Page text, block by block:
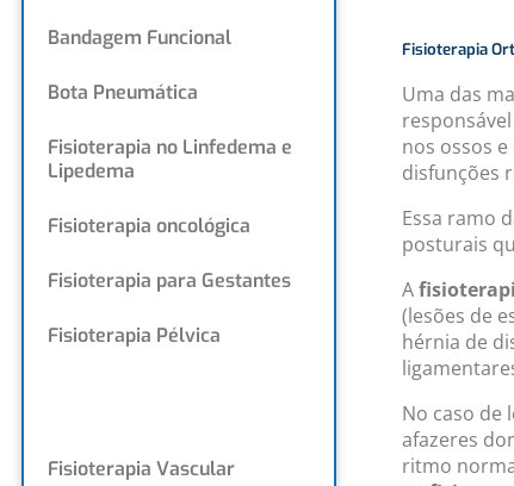
Bandagem Funcional
Bota Pneumática
Fisioterapia no Linfedema e
Lipedema
Fisioterapia oncológica
Fisioterapia para Gestantes
Fisioterapia Pélvica
Fisioterapia Vascular
Fisioterapia
Uma das
nos ossos
disfunções
Essa ramo
posturais
A
(lesões de
hérnia de
No caso de
afazeres
ritmo